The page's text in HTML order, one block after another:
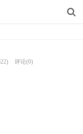
评论(0)